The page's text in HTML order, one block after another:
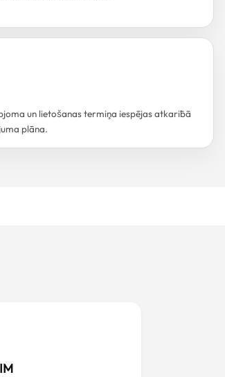
un lietošanas termiņa iespējas atkarībā
plāna.